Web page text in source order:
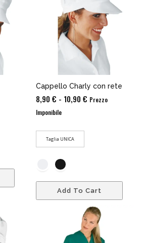
Cappello Charly con rete
8,90 € - 10,90 € Fascia
Prezzo
Imponibile
Taglia UNICA
Add To Cart